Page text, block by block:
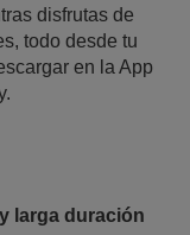
disfrutas de
todo desde tu
en la App
larga duración